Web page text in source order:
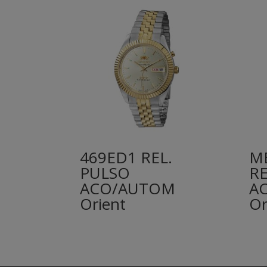
469ED1 REL.
PULSO
ACO/AUTOM
Orient